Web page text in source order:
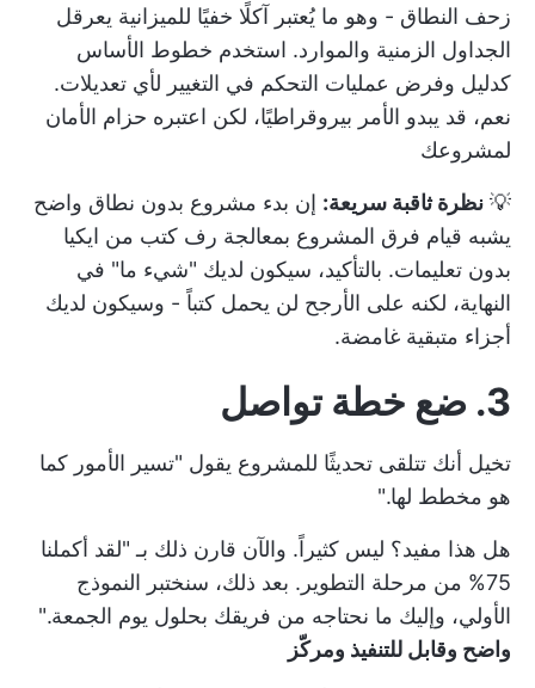
زحف النطاق - وهو ما يُعتبر آكلًا خفيًا للميزانية يعرقل
الجداول الزمنية والموارد. استخدم خطوط الأساس
كدليل وفرض عمليات التحكم في التغيير لأي تعديلات.
نعم، قد يبدو الأمر بيروقراطيًا، لكن اعتبره حزام الأمان
لمشروعك
💡 نظرة ثاقبة سريعة: إن بدء مشروع بدون نطاق واضح
يشبه قيام فرق المشروع بمعالجة رف كتب من ايكيا
بدون تعليمات. بالتأكيد، سيكون لديك "شيء ما" في
النهاية، لكنه على الأرجح لن يحمل كتباً - وسيكون لديك
أجزاء متبقية غامضة.
3. ضع خطة تواصل
تخيل أنك تتلقى تحديثًا للمشروع يقول "تسير الأمور كما
هو مخطط لها."
هل هذا مفيد؟ ليس كثيراً. والآن قارن ذلك بـ "لقد أكملنا
75% من مرحلة التطوير. بعد ذلك، سنختبر النموذج
الأولي، وإليك ما نحتاجه من فريقك بحلول يوم الجمعة."
واضح وقابل للتنفيذ ومركّز